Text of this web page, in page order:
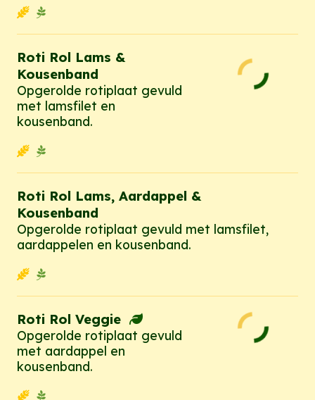
Roti Rol Lams &
Kousenband
Opgerolde rotiplaat gevuld
met lamsfilet en
kousenband.
Roti Rol Lams, Aardappel &
Kousenband
Opgerolde rotiplaat gevuld met lamsfilet,
aardappelen en kousenband.
Opgerolde rotiplaat gevuld
met aardappel en
kousenband.